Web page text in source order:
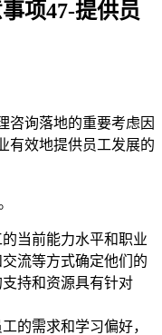
项47-提供员
咨询落地的重要考虑因
有效地提供员工发展的
当前能力水平和职业
流等方式确定他们的
持和资源具有针对
的需求和学习偏好，